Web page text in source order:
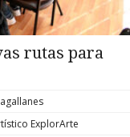
rutas para
ExplorArte